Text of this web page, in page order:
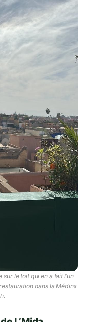
le toit qui en a fait l’un
dans la Médina